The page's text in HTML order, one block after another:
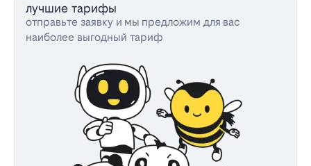
лучшие тарифы
отправьте заявку и мы предложим для вас
наиболее выгодный тариф